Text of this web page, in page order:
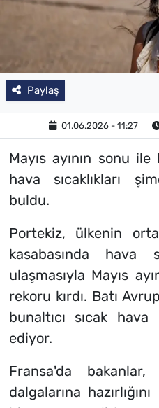
Paylaş
01.06.2026 - 11:27
Mayıs ayının sonu
hava sıcaklıkları
buldu.
Portekiz, ülkenin
kasabasında hava
ulaşmasıyla Mayıs
rekoru kırdı. Batı
bunaltıcı sıcak
ediyor.
Fransa'da
dalgalarına